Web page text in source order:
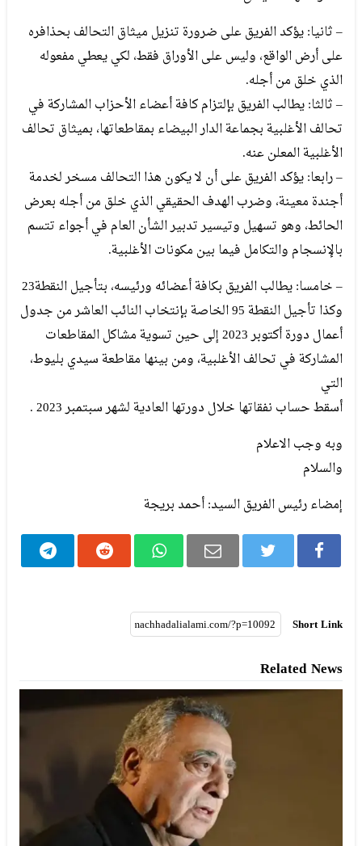
– ثانيا: يؤكد الفريق على ضرورة تنزيل ميثاق التحالف بحذافره
على أرض الواقع، وليس على الأوراق فقط، لكي يعطي مفعوله
الذي خلق من أجله.
– ثالثا: يطالب الفريق بإلتزام كافة أعضاء الأحزاب المشاركة في
تحالف الأغلبية بجماعة الدار البيضاء بمقاطعاتها، بميثاق تحالف
الأغلبية المعلن عنه.
– رابعا: يؤكد الفريق على أن لا يكون هذا التحالف مسخر لخدمة
أجندة معينة، وضرب الهدف الحقيقي الذي خلق من أجله بعرض
الحائط، وهو تسهيل وتيسير تدبير الشأن العام في أجواء تتسم
بالإنسجام والتكامل فيما بين مكونات الأغلبية.
– خامسا: يطالب الفريق بكافة أعضائه ورئيسه، بتأجيل النقطة23
وكذا تأجيل النقطة 95 الخاصة بإنتخاب النائب العاشر من جدول
أعمال دورة أكتوبر 2023 إلى حين تسوية مشاكل المقاطعات
المشاركة في تحالف الأغلبية، ومن بينها مقاطعة سيدي بليوط،
التي
أسقط حساب نفقاتها خلال دورتها العادية لشهر سبتمبر 2023 .
وبه وجب الاعلام
والسلام
إمضاء رئيس الفريق السيد: أحمد بريجة
Short Link
Related News